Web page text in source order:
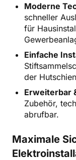
Moderne
schneller
für
Einfache
der
Erweiterbar
Zubehör,
abrufbar.
Maximale